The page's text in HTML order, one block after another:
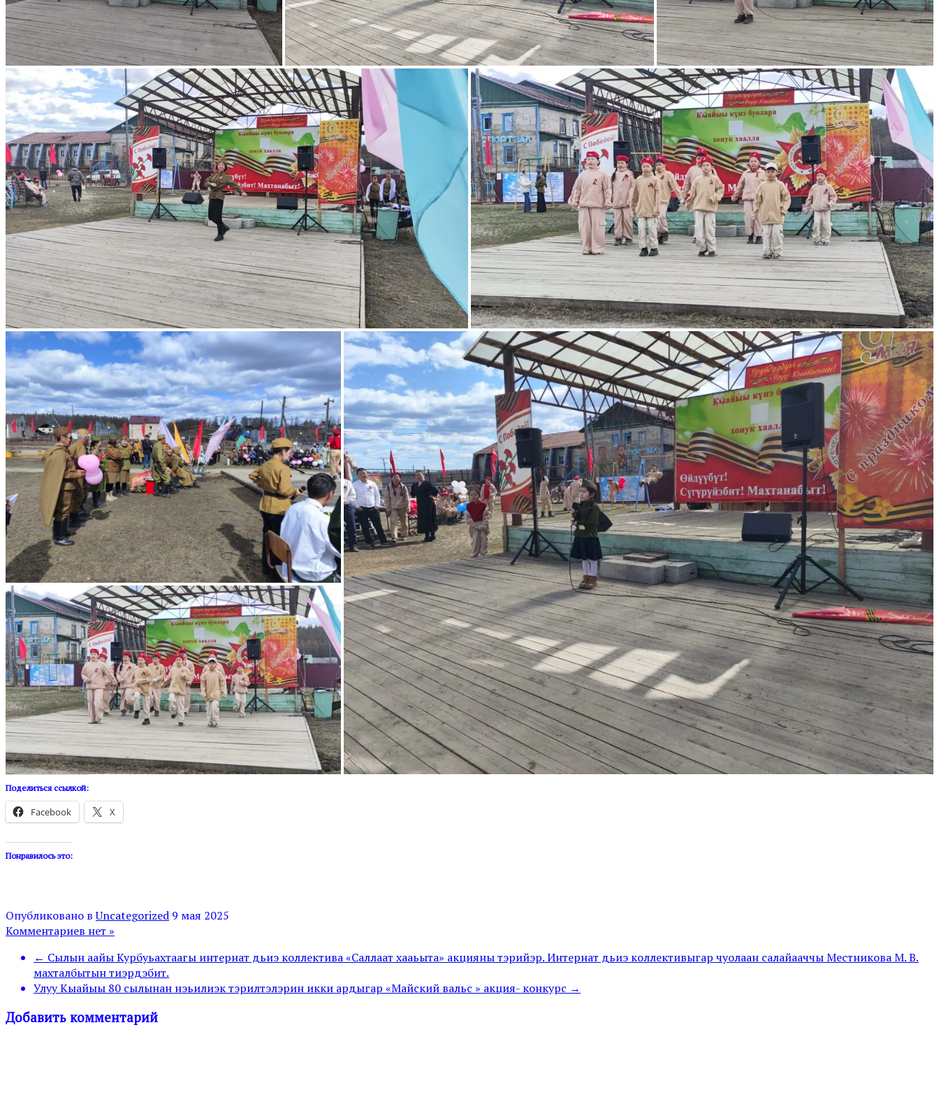
Поделиться ссылкой:
Facebook X
Понравилось это:
Опубликовано вUncategorized 9 мая 2025
Комментариев нет »
← Сылын аайы Курбуьахтаагы интернат дьиэ коллектива «Саллаат хааьыта» акцияны тэрийэр. Интернат дьиэ коллективыгар чуолаан салайааччы Местникова М. В.
махталбытын тиэрдэбит.
Улуу Кыайыы 80 сылынан нэьилиэк тэрилтэлэрин икки ардыгар «Майский вальс » акция- конкурс →
Добавить комментарий